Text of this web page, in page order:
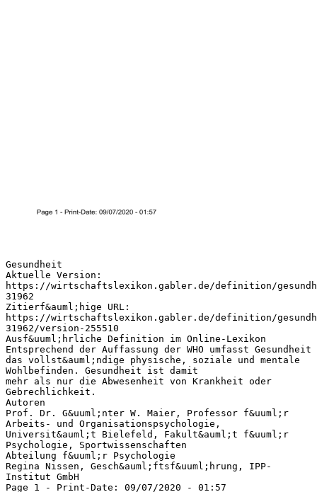
Gesundheit
Aktuelle Version:
https://wirtschaftslexikon.gabler.de/definition/
31962
Zitierf&auml;hige URL:
https://wirtschaftslexikon.gabler.de/definition/
31962/version-255510
Ausf&uuml;hrliche Definition im Online-Lexikon
Entsprechend der Auffassung der WHO umfasst Gesundheit
das vollst&auml;ndige physische, soziale und mentale
Wohlbefinden. Gesundheit ist damit
mehr als nur die Abwesenheit von Krankheit oder
Gebrechlichkeit.
Autoren
Prof. Dr. G&uuml;nter W. Maier, Professor f&uuml;r
Arbeits- und Organisationspsychologie,
Universit&auml;t Bielefeld, Fakult&auml;t f&uuml;r
Psychologie, Sportwissenschaften
Abteilung f&uuml;r Psychologie
Regina Nissen, Gesch&auml;ftsf&uuml;hrung, IPP-
Institut GmbH